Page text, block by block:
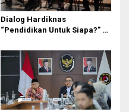
Dialog Hardiknas
“Pendidikan Untuk Siapa?” di
Pemerintah